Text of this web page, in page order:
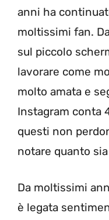
anni ha
moltissimi fan.
sul piccolo
lavorare come
molto amata e
Instagram conta
questi non
notare quanto
Da moltissimi
è legata